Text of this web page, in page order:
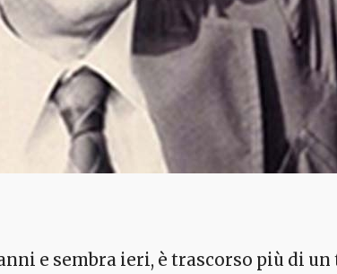
e sembra ieri, è trascorso più di